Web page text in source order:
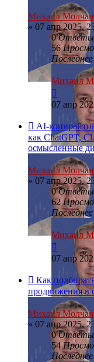
Михаил
» 07 апр 2025,
0Ответы
56
Михаил
07 апр
AI-
как ChatGPT,
осмысленные
Михаил
» 07 апр 2025,
0Ответы
62
Михаил
07 апр
Как
продвижения в
Михаил
» 07 апр 2025,
0Ответы
54